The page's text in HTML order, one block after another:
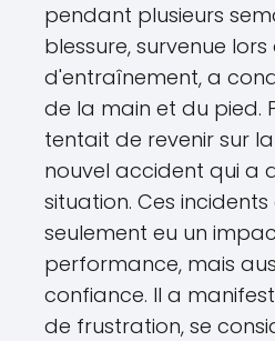
pendant plusieurs
blessure, survenue lors
d'entraînement, a
de la main et du pied.
tentait de revenir sur
nouvel accident qui a
situation. Ces
seulement eu un
performance, mais
confiance. Il a
de frustration, se